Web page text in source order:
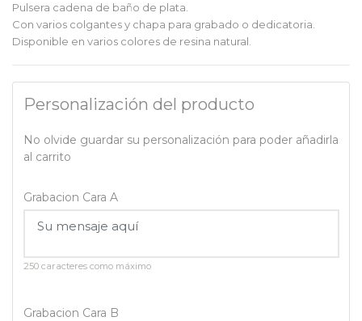
Pulsera cadena de baño de plata.
Con varios colgantes y chapa para grabado o dedicatoria.
Disponible en varios colores de resina natural.
Personalización del producto
No olvide guardar su personalización para poder añadirla
al carrito
Grabacion Cara A
250 caracteres como máximo
Grabacion Cara B